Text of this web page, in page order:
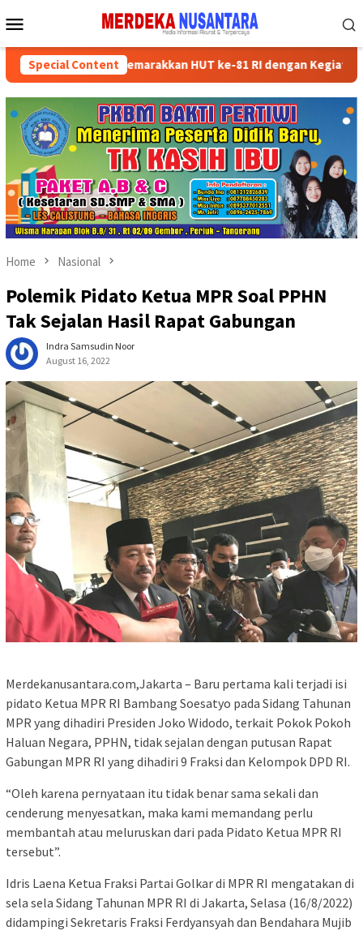
to
Menu
Special Content
Partai Semarakkan HUT ke-81 RI dengan Kegiatan Sosial
Home Nasional
Polemik Pidato Ketua MPR Soal PPHN
Tak Sejalan Hasil Rapat Gabungan
Indra Samsudin Noor
August 16, 2022
Merdekanusantara.com,Jakarta – Baru pertama kali terjadi isi
pidato Ketua MPR RI Bambang Soesatyo pada Sidang Tahunan
MPR yang dihadiri Presiden Joko Widodo, terkait Pokok Pokoh
Haluan Negara, PPHN, tidak sejalan dengan putusan Rapat
Gabungan MPR RI yang dihadiri 9 Fraksi dan Kelompok DPD RI.
“Oleh karena pernyataan itu tidak benar sama sekali dan
cenderung menyesatkan, maka kami memandang perlu
membantah atau meluruskan dari pada Pidato Ketua MPR RI
tersebut”.
Idris Laena Ketua Fraksi Partai Golkar di MPR RI mengatakan di
sela sela Sidang Tahunan MPR RI di Jakarta, Selasa (16/8/2022)
didampingi Sekretaris Fraksi Ferdyansyah dan Bendahara Mujib